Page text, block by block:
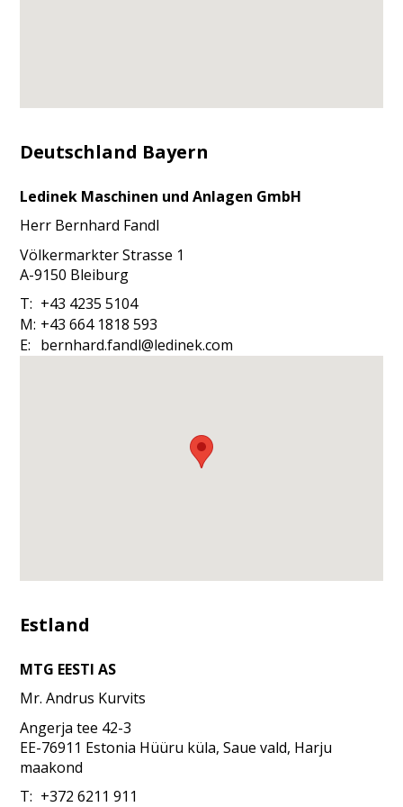
Deutschland Bayern
Ledinek Maschinen und Anlagen GmbH
Herr Bernhard Fandl
Völkermarkter Strasse 1
A-9150 Bleiburg
T: +43 4235 5104
M: +43 664 1818 593
E: bernhard.fandl@ledinek.com
Estland
MTG EESTI AS
Mr. Andrus Kurvits
Angerja tee 42-3
EE-76911 Estonia Hüüru küla, Saue vald, Harju
maakond
T: +372 6211 911